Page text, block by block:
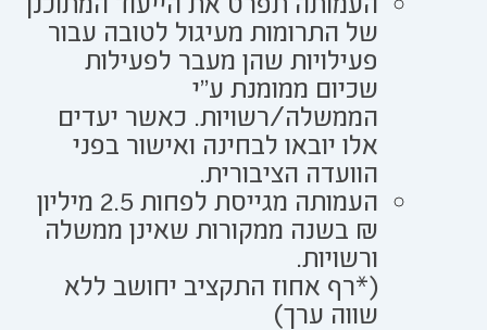
של התרומות מעיגול לטובה עבור
פעילויות שהן מעבר לפעילות
שכיום ממומנת ע"י
הממשלה/רשויות. כאשר יעדים
אלו יובאו לבחינה ואישור בפני
הוועדה הציבורית.
העמותה מגייסת לפחות 2.5 מיליון
₪ בשנה ממקורות שאינן ממשלה
ורשויות.
(*רף אחוז התקציב יחושב ללא
שווה ערך)